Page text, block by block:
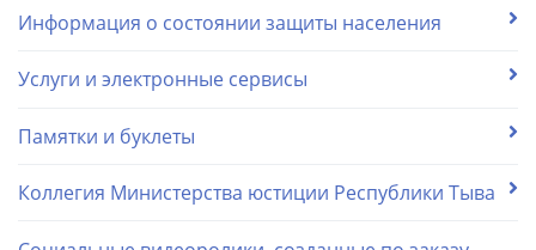
Информация о состоянии защиты населения
Услуги и электронные сервисы
Памятки и буклеты
Коллегия Министерства юстиции Республики Тыва